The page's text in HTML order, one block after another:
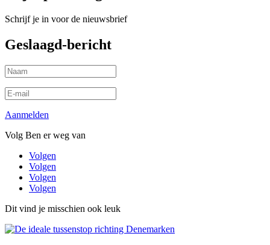
Schrijf je in voor de nieuwsbrief
Geslaagd-bericht
Aanmelden
Volg Ben er weg van
Volgen
Volgen
Volgen
Volgen
Dit vind je misschien ook leuk